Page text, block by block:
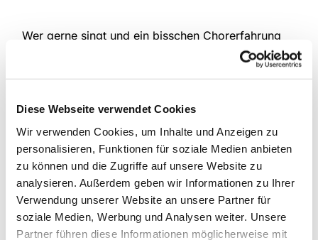
Diese Webseite verwendet Cookies
Wir verwenden Cookies, um Inhalte und Anzeigen zu
personalisieren, Funktionen für soziale Medien anbieten
zu können und die Zugriffe auf unsere Website zu
analysieren. Außerdem geben wir Informationen zu Ihrer
Verwendung unserer Website an unsere Partner für
soziale Medien, Werbung und Analysen weiter. Unsere
Partner führen diese Informationen möglicherweise mit
Wer gerne singt und ein bisschen Chorerfahrung
hat, ist herzlich willkommen, bei der Kantorei
reinzuschauen und mitzumachen. Das Repertoire
Komponisten wie Bach, Mendelssohn, Schütz,
Gospels. Die Mitglieder gemischten Alters singen
bei Konzerten, aber auch in Gottesdiensten und bei
anderen Gemeindeveranstalltungen.